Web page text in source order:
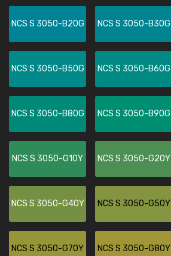
NCS S 3050-B20G NCS S 3050-B30G
NCS S 3050-B50G NCS S 3050-B60G
NCS S 3050-B80G NCS S 3050-B90G
NCS S 3050-G10Y NCS S 3050-G20Y
NCS S 3050-G40Y NCS S 3050-G50Y
NCS S 3050-G70Y NCS S 3050-G80Y